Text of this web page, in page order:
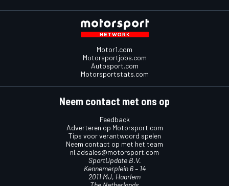
Motor1.com
Motorsportjobs.com
Autosport.com
Motorsportstats.com
Neem contact met ons op
Feedback
Adverteren op Motorsport.com
Tips voor verantwoord spelen
Neem contact op met het team
nl.adsales@motorsport.com
SportUpdate B.V.
Kennemerplein 6 – 14
2011 MJ, Haarlem